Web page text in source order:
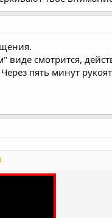
виде смотрится,
пять минут